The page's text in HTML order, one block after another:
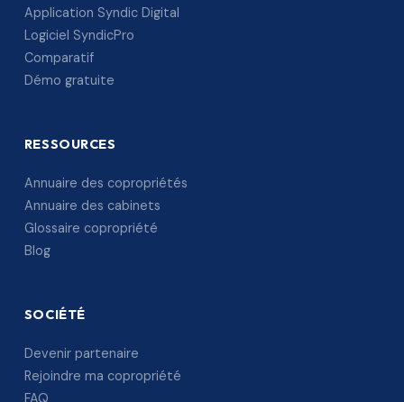
Application Syndic Digital
Logiciel SyndicPro
Comparatif
Démo gratuite
RESSOURCES
Annuaire des copropriétés
Annuaire des cabinets
Glossaire copropriété
Blog
SOCIÉTÉ
Devenir partenaire
Rejoindre ma copropriété
FAQ